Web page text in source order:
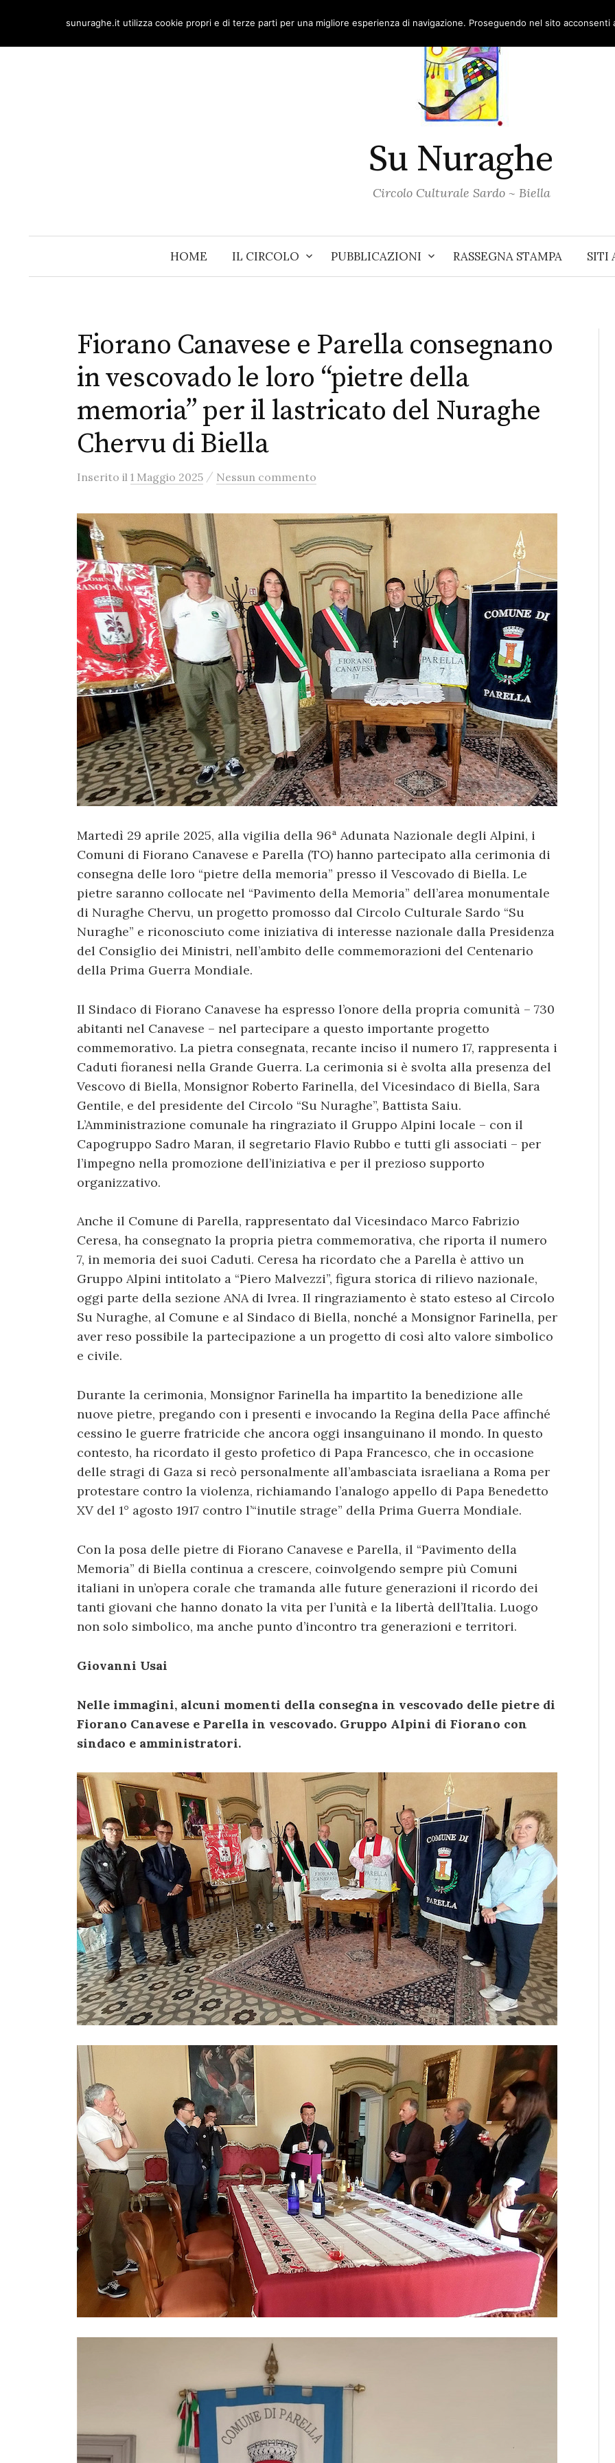
content
Su Nuraghe
Circolo Culturale Sardo ~ Biella
HOME IL CIRCOLO PUBBLICAZIONI RASSEGNA STAMPA SITI
Fiorano Canavese e Parella consegnano
in vescovado le loro “pietre della
memoria” per il lastricato del Nuraghe
Chervu di Biella
Inserito il 1 Maggio 2025 / Nessun commento
Martedì 29 aprile 2025, alla vigilia della 96ª Adunata Nazionale degli Alpini, i
Comuni di Fiorano Canavese e Parella (TO) hanno partecipato alla cerimonia di
consegna delle loro “pietre della memoria” presso il Vescovado di Biella. Le
pietre saranno collocate nel “Pavimento della Memoria” dell’area monumentale
di Nuraghe Chervu, un progetto promosso dal Circolo Culturale Sardo “Su
Nuraghe” e riconosciuto come iniziativa di interesse nazionale dalla Presidenza
del Consiglio dei Ministri, nell’ambito delle commemorazioni del Centenario
della Prima Guerra Mondiale.
Il Sindaco di Fiorano Canavese ha espresso l’onore della propria comunità – 730
abitanti nel Canavese – nel partecipare a questo importante progetto
commemorativo. La pietra consegnata, recante inciso il numero 17, rappresenta i
Caduti fioranesi nella Grande Guerra. La cerimonia si è svolta alla presenza del
Vescovo di Biella, Monsignor Roberto Farinella, del Vicesindaco di Biella, Sara
Gentile, e del presidente del Circolo “Su Nuraghe”, Battista Saiu.
L’Amministrazione comunale ha ringraziato il Gruppo Alpini locale – con il
Capogruppo Sadro Maran, il segretario Flavio Rubbo e tutti gli associati – per
l’impegno nella promozione dell’iniziativa e per il prezioso supporto
organizzativo.
Anche il Comune di Parella, rappresentato dal Vicesindaco Marco Fabrizio
Ceresa, ha consegnato la propria pietra commemorativa, che riporta il numero
7, in memoria dei suoi Caduti. Ceresa ha ricordato che a Parella è attivo un
Gruppo Alpini intitolato a “Piero Malvezzi”, figura storica di rilievo nazionale,
oggi parte della sezione ANA di Ivrea. Il ringraziamento è stato esteso al Circolo
Su Nuraghe, al Comune e al Sindaco di Biella, nonché a Monsignor Farinella, per
aver reso possibile la partecipazione a un progetto di così alto valore simbolico
e civile.
Durante la cerimonia, Monsignor Farinella ha impartito la benedizione alle
nuove pietre, pregando con i presenti e invocando la Regina della Pace affinché
cessino le guerre fratricide che ancora oggi insanguinano il mondo. In questo
contesto, ha ricordato il gesto profetico di Papa Francesco, che in occasione
delle stragi di Gaza si recò personalmente all’ambasciata israeliana a Roma per
protestare contro la violenza, richiamando l’analogo appello di Papa Benedetto
XV del 1° agosto 1917 contro l’“inutile strage” della Prima Guerra Mondiale.
Con la posa delle pietre di Fiorano Canavese e Parella, il “Pavimento della
Memoria” di Biella continua a crescere, coinvolgendo sempre più Comuni
italiani in un’opera corale che tramanda alle future generazioni il ricordo dei
tanti giovani che hanno donato la vita per l’unità e la libertà dell’Italia. Luogo
non solo simbolico, ma anche punto d’incontro tra generazioni e territori.
Giovanni Usai
Nelle immagini, alcuni momenti della consegna in vescovado delle pietre di
Fiorano Canavese e Parella in vescovado. Gruppo Alpini di Fiorano con
sindaco e amministratori.
sunuraghe.it utilizza cookie propri e di terze parti per una migliore esperienza di navigazione. Proseguendo nel sito acconsenti